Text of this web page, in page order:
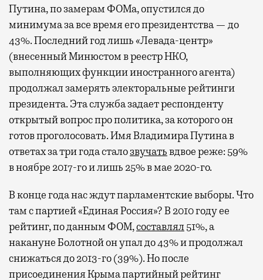
Путина, по замерам ФОМа, опустился до
минимума за все время его президентства — до
43%. Последний год лишь «Левада-центр»
(внесенный Минюстом в реестр НКО,
выполняющих функции иностранного агента)
продолжал замерять электоральные рейтинги
президента. Эта служба задает респонденту
открытый вопрос про политика, за которого он
готов проголосовать. Имя Владимира Путина в
ответах за три года сталозвучатьвдвое реже: 59%
в ноябре 2017-го и лишь 25% в мае 2020-го.
В конце года нас ждут парламентские выборы. Что
там с партией «Единая Россия»? В 2010 году ее
рейтинг, по данным ФОМ,составлял51%, а
накануне Болотной он упал до 43% и продолжал
снижаться до 2013-го (39%). Но после
присоединения Крыма партийный рейтинг